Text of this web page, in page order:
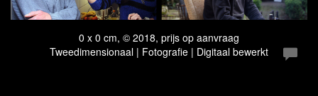
0 x 0 cm, © 2018, prijs op aanvraag
Tweedimensionaal | Fotografie | Digitaal bewerkt